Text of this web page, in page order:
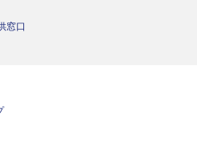
窓口